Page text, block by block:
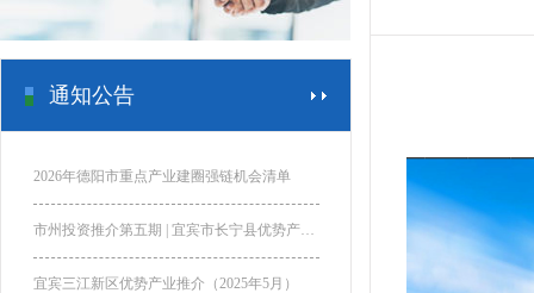
通知公告
2026年德阳市重点产业建圈强链机会清单
市州投资推介第五期 | 宜宾市长宁县优势产业推介
宜宾三江新区优势产业推介（2025年5月）